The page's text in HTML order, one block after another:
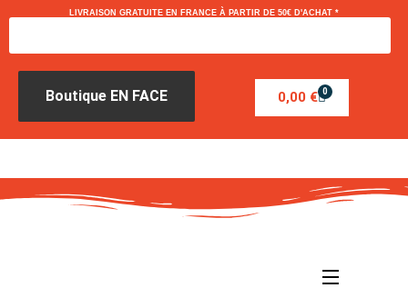
LIVRAISON GRATUITE EN FRANCE À PARTIR DE 50€ D'ACHAT *
Boutique EN FACE 0,00 € 0